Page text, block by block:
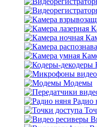
Модемы
Радио